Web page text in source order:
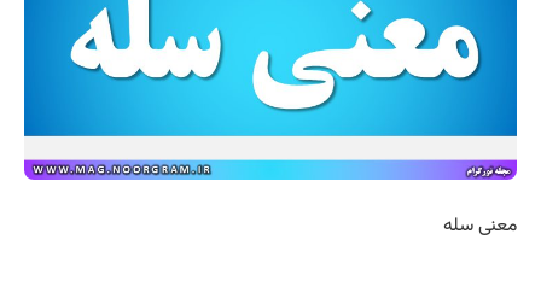
معنی سله